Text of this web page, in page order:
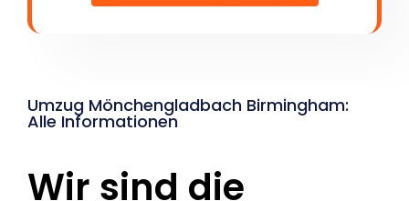
Umzug Mönchengladbach Birmingham:
Alle Informationen
Wir sind die